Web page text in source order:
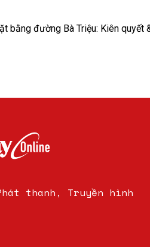
bằng đường Bà Triệu: Kiên quyết
thanh, Truyền hình